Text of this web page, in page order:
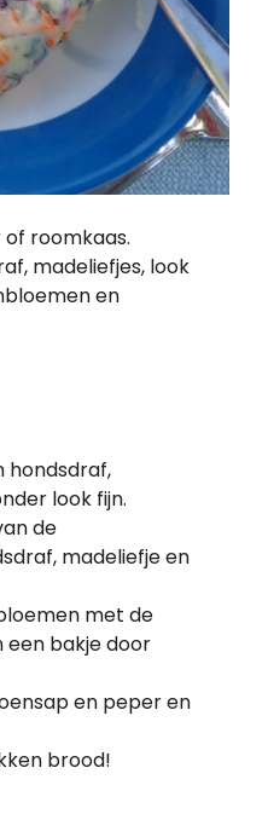
roomkaas.
madeliefjes, look
en
hondsdraf,
look fijn.
de
madeliefje en
met de
bakje door
en peper en
brood!